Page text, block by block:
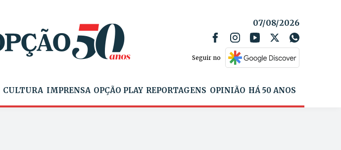
07/08/2026
Seguir no
CULTURA IMPRENSA OPÇÃO PLAY REPORTAGENS OPINIÃO HÁ 50 ANOS